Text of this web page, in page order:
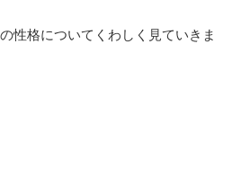
性格についてくわしく見ていきま